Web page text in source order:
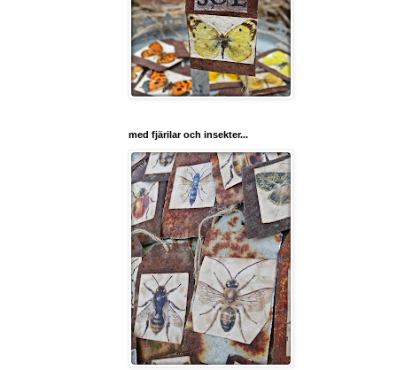
med fjärilar och insekter...